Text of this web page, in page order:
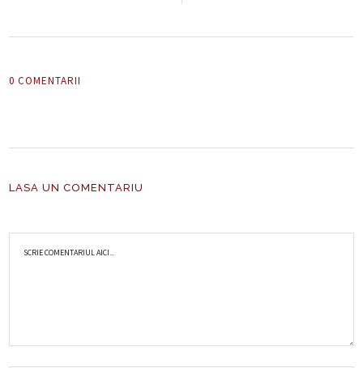
0 COMENTARII
LASA UN COMENTARIU